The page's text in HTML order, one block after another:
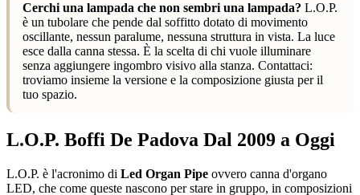
Cerchi una lampada che non sembri una lampada? L.O.P.
è un tubolare che pende dal soffitto dotato di movimento
oscillante, nessun paralume, nessuna struttura in vista. La luce
esce dalla canna stessa. È la scelta di chi vuole illuminare
senza aggiungere ingombro visivo alla stanza. Contattaci:
troviamo insieme la versione e la composizione giusta per il
tuo spazio.
L.O.P. Boffi De Padova Dal 2009 a Oggi
L.O.P. è l'acronimo di Led Organ Pipe ovvero canna d'organo
LED, che come queste nascono per stare in gruppo, in composizioni